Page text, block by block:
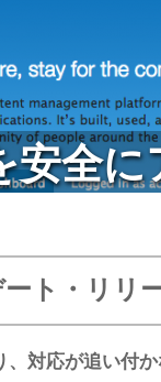
安全
ト・リリ
、対応が追い付